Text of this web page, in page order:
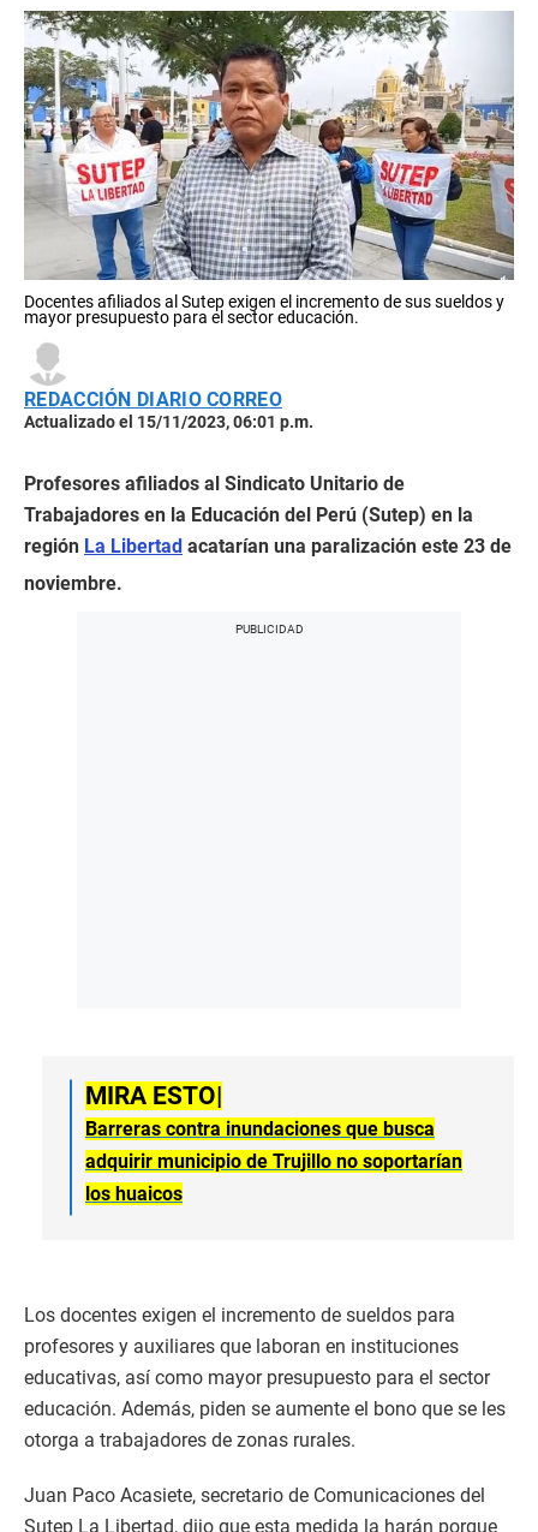
Docentes afiliados al Sutep exigen el incremento de sus sueldos y
mayor presupuesto para el sector educación.
REDACCIÓN DIARIO CORREO
Actualizado el 15/11/2023, 06:01 p.m.
Profesores afiliados al Sindicato Unitario de
Trabajadores en la Educación del Perú (Sutep) en la
región La Libertad acatarían una paralización este 23 de
noviembre.
MIRA ESTO|
Barreras contra inundaciones que busca
adquirir municipio de Trujillo no soportarían
los huaicos
Los docentes exigen el incremento de sueldos para
profesores y auxiliares que laboran en instituciones
educativas, así como mayor presupuesto para el sector
educación. Además, piden se aumente el bono que se les
otorga a trabajadores de zonas rurales.
Juan Paco Acasiete, secretario de Comunicaciones del
Sutep La Libertad, dijo que esta medida la harán porque